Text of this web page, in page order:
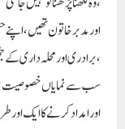
اور مدبر خاتون تھیں ،
، برادری اور محلہ داری
سب سے نمایاں خصوصیت
اور امداد کرنے کا ایک